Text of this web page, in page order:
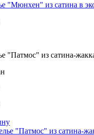
"Мюнхен" из сатина в
"Патмос" из сатина-